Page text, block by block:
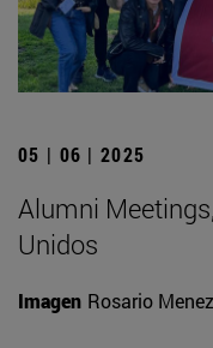
05 | 06 | 2025
Alumni
Unidos
Imagen Rosario